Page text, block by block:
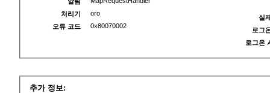
처리기
oro
오류 코드
0x80070002
실
로그
로그온
추가 정보: